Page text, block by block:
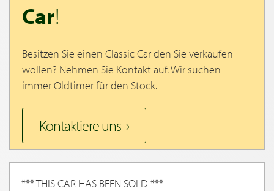
Car!
Besitzen Sie einen Classic Car den Sie verkaufen
wollen? Nehmen Sie Kontakt auf. Wir suchen
immer Oldtimer für den Stock.
Kontaktiere uns
*** THIS CAR HAS BEEN SOLD ***